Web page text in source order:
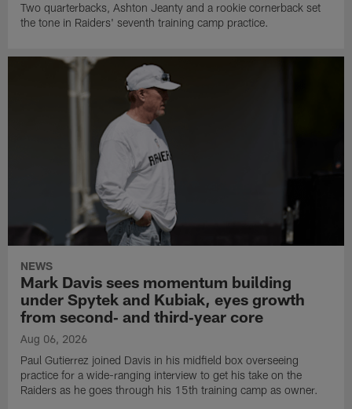
Two quarterbacks, Ashton Jeanty and a rookie cornerback set
the tone in Raiders' seventh training camp practice.
NEWS
Mark Davis sees momentum building
under Spytek and Kubiak, eyes growth
from second‑ and third‑year core
Aug 06, 2026
Paul Gutierrez joined Davis in his midfield box overseeing
practice for a wide-ranging interview to get his take on the
Raiders as he goes through his 15th training camp as owner.